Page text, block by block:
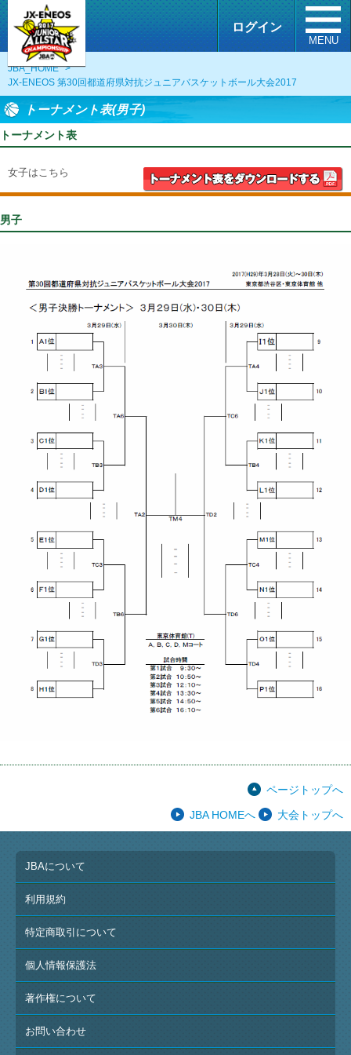
ログイン
MENU
JBA_HOME
>
JX-ENEOS 第30回都道府県対抗ジュニアバスケットボール大会2017
トーナメント表(男子)
トーナメント表
女子はこちら
男子
ページトップへ
JBA HOMEへ
大会トップへ
JBAについて
利用規約
特定商取引について
個人情報保護法
著作権について
お問い合わせ